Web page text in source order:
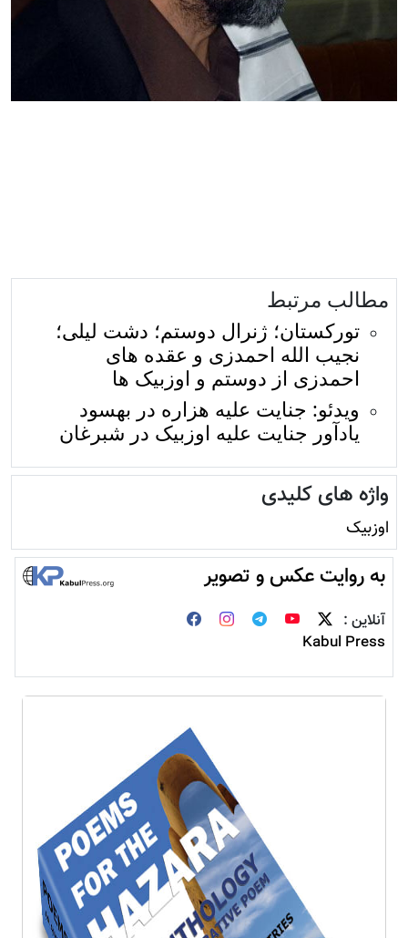
مطالب مرتبط
تورکستان؛ ژنرال دوستم؛ دشت لیلی؛
نجیب الله احمدزی و عقده های
احمدزی از دوستم و اوزبیک ها
ویدئو: جنایت علیه هزاره در بهسود
یادآور جنایت علیه اوزبیک در شبرغان
واژه های کلیدی
اوزبیک
به روایت عکس و تصویر
آنلاین :
Kabul Press